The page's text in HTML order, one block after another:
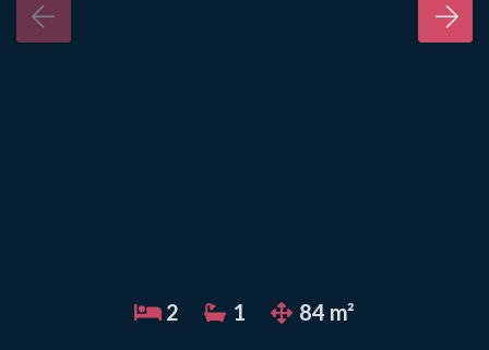
2 1 84 m²